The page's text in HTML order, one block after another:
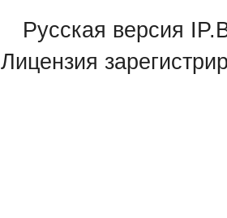
Русская версия
Лицензия